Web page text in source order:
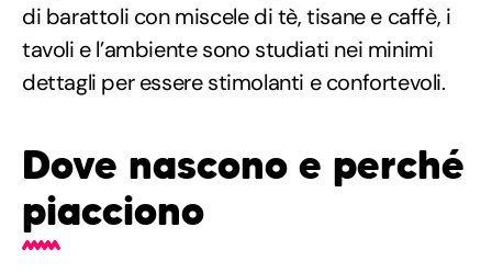
di barattoli con miscele di tè, tisane e caffè, i
tavoli e l’ambiente sono studiati nei minimi
dettagli per essere stimolanti e confortevoli.
Dove nascono e perché
piacciono